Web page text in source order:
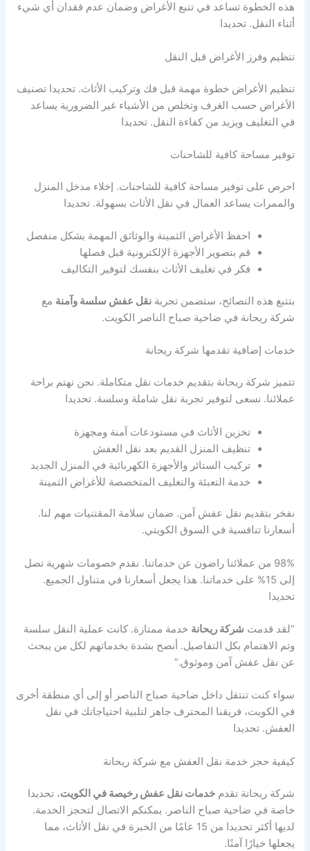
هذه الخطوة تساعد في تتبع الأغراض وضمان عدم فقدان أي شيء
أثناء النقل. تحديدا
تنظيم وفرز الأغراض قبل النقل
تنظيم الأغراض خطوة مهمة قبل فك وتركيب الأثاث. تحديدا تصنيف
الأغراض حسب الغرف وتخلص من الأشياء غير الضرورية يساعد
في التغليف ويزيد من كفاءة النقل. تحديدا
توفير مساحة كافية للشاحنات
احرص على توفير مساحة كافية للشاحنات. إخلاء مدخل المنزل
والممرات يساعد العمال في نقل الأثاث بسهولة. تحديدا
احفظ الأغراض الثمينة والوثائق المهمة بشكل منفصل
قم بتصوير الأجهزة الإلكترونية قبل فصلها
فكر في تغليف الأثاث بنفسك لتوفير التكاليف
بتتبع هذه النصائح، ستضمن تجربةنقل عفش سلسة وآمنة مع
شركة ريحانة في ضاحية صباح الناصر الكويت.
خدمات إضافية تقدمها شركة ريحانة
تتميز شركة ريحانة بتقديم خدمات نقل متكاملة. نحن نهتم براحة
عملائنا. نسعى لتوفير تجربة نقل شاملة وسلسة. تحديدا
تخزين الأثاث في مستودعات آمنة ومجهزة
تنظيف المنزل القديم بعد نقل العفش
تركيب الستائر والأجهزة الكهربائية في المنزل الجديد
خدمة التعبئة والتغليف المتخصصة للأغراض الثمينة
نفخر بتقديم نقل عفش آمن. ضمان سلامة المقتنيات مهم لنا.
أسعارنا تنافسية في السوق الكويتي.
98% من عملائنا راضون عن خدماتنا. نقدم خصومات شهرية تصل
إلى 15% على خدماتنا. هذا يجعل أسعارنا في متناول الجميع.
تحديدا
“لقد قدمت شركة ريحانة خدمة ممتازة. كانت عملية النقل سلسة
وتم الاهتمام بكل التفاصيل. أنصح بشدة بخدماتهم لكل من يبحث
عن نقل عفش آمن وموثوق.”
سواء كنت تنتقل داخل ضاحية صباح الناصر أو إلى أي منطقة أخرى
في الكويت، فريقنا المحترف جاهز لتلبية احتياجاتك في نقل
العفش. تحديدا
كيفية حجز خدمة نقل العفش مع شركة ريحانة
شركة ريحانة تقدمخدمات نقل عفش رخيصة في الكويت، تحديدا
خاصة في ضاحية صباح الناصر. يمكنكم الاتصال لتحجز الخدمة.
لديها أكثر تحديدا من 15 عامًا من الخبرة في نقل الأثاث، مما
يجعلها خيارًا آمنًا.